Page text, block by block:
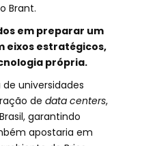
Brant.
em preparar um
eixos estratégicos,
própria.
universidades
de data centers,
garantindo
apostaria em